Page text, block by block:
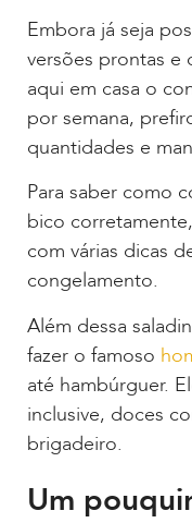
Embora já seja
versões prontas e
aqui em casa o
por semana,
quantidades e
Para saber como
bico
com várias dicas
congelamento.
Além dessa
fazer o famoso
até hambúrguer.
inclusive, doces
brigadeiro.
Um